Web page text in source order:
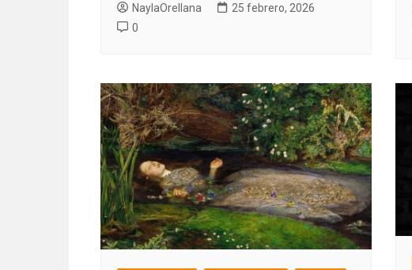
NaylaOrellana
25 febrero, 2026
0